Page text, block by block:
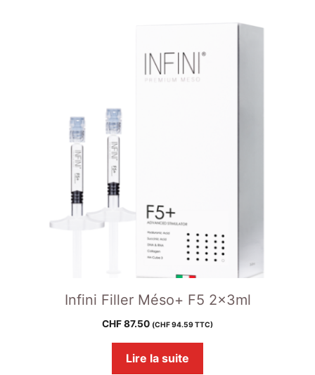
Infini Filler Méso+ F5 2x3ml
CHF87.50 (CHF94.59TTC)
Lire la suite